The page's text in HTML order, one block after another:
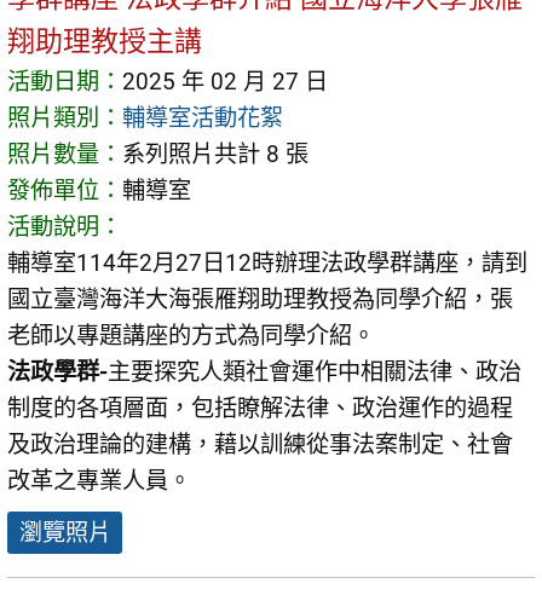
翔助理教授主講
活動日期： 2025 年 02 月 27 日
照片類別： 輔導室活動花絮
照片數量： 系列照片共計 8 張
發佈單位： 輔導室
活動說明：
輔導室114年2月27日12時辦理法政學群講座，請到
國立臺灣海洋大海張雁翔助理教授為同學介紹，張
老師以專題講座的方式為同學介紹。
法政學群-主要探究人類社會運作中相關法律、政治
制度的各項層面，包括瞭解法律、政治運作的過程
及政治理論的建構，藉以訓練從事法案制定、社會
改革之專業人員。
瀏覽照片